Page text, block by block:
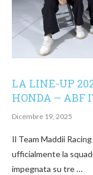
LA LINE-UP
HONDA – ABF
Dicembre 19, 2025
Il Team Maddii
ufficialmente la
impegnata su tre …